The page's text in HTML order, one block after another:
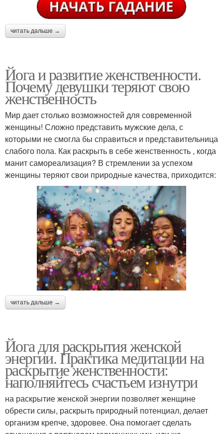
читать дальше →
Йога и развитие женственности.
Почему девушки теряют свою
женственность
Мир дает столько возможностей для современной
женщины! Сложно представить мужские дела, с
которыми не смогла бы справиться и представительница
слабого пола. Как раскрыть в себе женственность , когда
манит самореализация? В стремлении за успехом
женщины теряют свои природные качества, приходится:
читать дальше →
Йога для раскрытия женской
энергии. Практика медитации на
раскрытие женственности:
наполняйтесь счастьем изнутри
на раскрытие женской энергии позволяет женщине
обрести силы, раскрыть природный потенциал, делает
организм крепче, здоровее. Она помогает сделать